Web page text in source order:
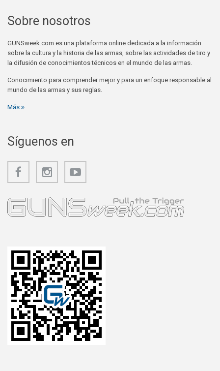
Sobre nosotros
GUNSweek.com es una plataforma online dedicada a la información
sobre la cultura y la historia de las armas, sobre las actividades de tiro y
la difusión de conocimientos técnicos en el mundo de las armas.
Conocimiento para comprender mejor y para un enfoque responsable al
mundo de las armas y sus reglas.
Más
Síguenos en